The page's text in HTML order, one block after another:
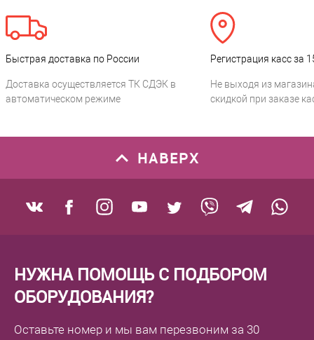
Быстрая доставка по России
Доставка осуществляется ТК СДЭК в
автоматическом режиме
Регистрация касс за
Не выходя из
скидкой при заказе
НАВЕРХ
НУЖНА ПОМОЩЬ С ПОДБОРОМ
ОБОРУДОВАНИЯ?
Оставьте номер и мы вам перезвоним за 30